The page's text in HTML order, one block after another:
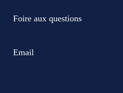
Foire aux questions
Email